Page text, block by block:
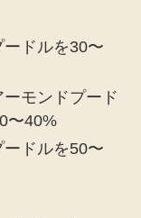
ドルを30〜
モンドプード
〜40%
ドルを50〜